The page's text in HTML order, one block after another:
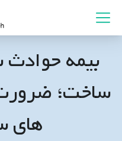
بیمه حوادث
ساخت؛
های